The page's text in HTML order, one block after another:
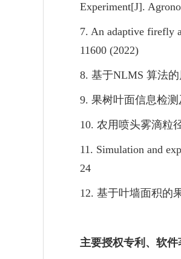
Experiment[J].
7. An adaptive firefly
11600 (2022)
8. 基于NLMS 算法
9. 果树叶面信息检
10. 农用喷头雾滴粒
11. Simulation and
24
12. 基于叶墙面积的
主要授权专利、软件